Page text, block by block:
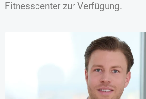
Fitnesscenter zur Verfügung.